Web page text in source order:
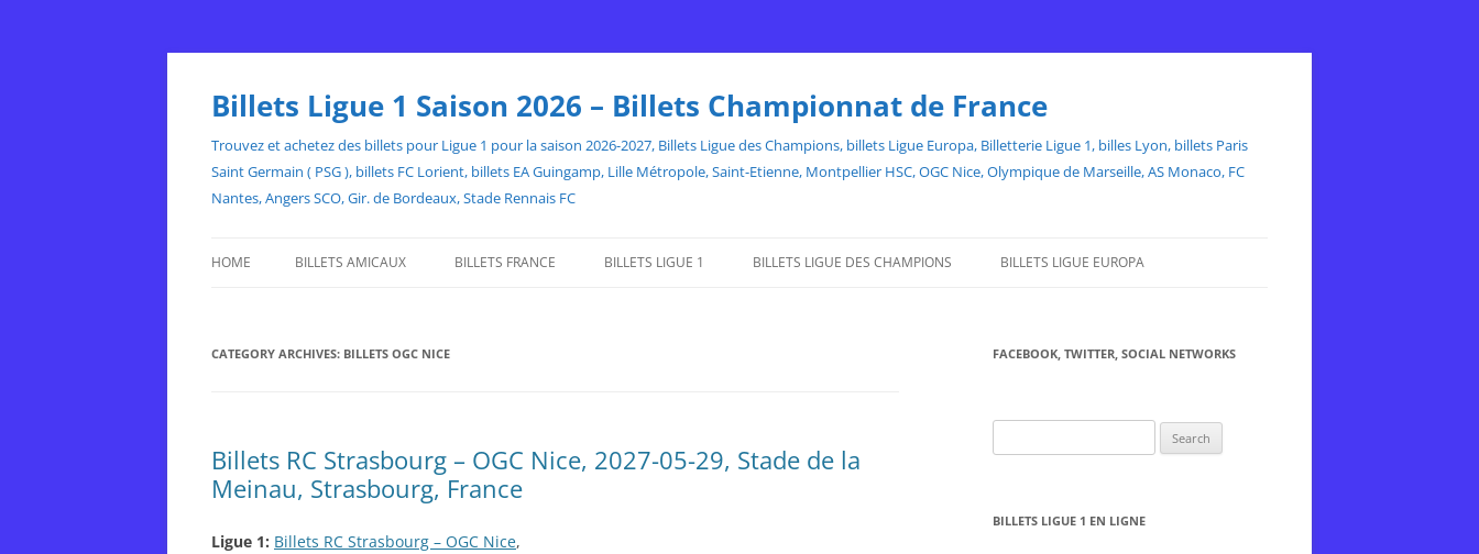
Skip
content
Billets Ligue 1 Saison 2026 – Billets Championnat de France
Trouvez et achetez des billets pour Ligue 1 pour la saison 2026-2027, Billets Ligue des Champions, billets Ligue Europa, Billetterie Ligue 1, billes Lyon, billets Paris
Saint Germain ( PSG ), billets FC Lorient, billets EA Guingamp, Lille Métropole, Saint-Etienne, Montpellier HSC, OGC Nice, Olympique de Marseille, AS Monaco, FC
Nantes, Angers SCO, Gir. de Bordeaux, Stade Rennais FC
HOME BILLETS AMICAUX BILLETS FRANCE BILLETS LIGUE 1 BILLETS LIGUE DES CHAMPIONS BILLETS LIGUE EUROPA
CATEGORY ARCHIVES: BILLETS OGC NICE
Billets RC Strasbourg – OGC Nice, 2027-05-29, Stade de la
Meinau, Strasbourg, France
Ligue 1: Billets RC Strasbourg – OGC Nice,
FACEBOOK, TWITTER, SOCIAL NETWORKS
for:
BILLETS LIGUE 1 EN LIGNE